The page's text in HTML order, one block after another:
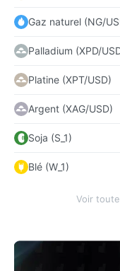
Gaz naturel (NG/
Palladium (XPD/
Platine (XPT/USD)
Argent (XAG/USD)
Soja (S_1)
Blé (W_1)
Voir